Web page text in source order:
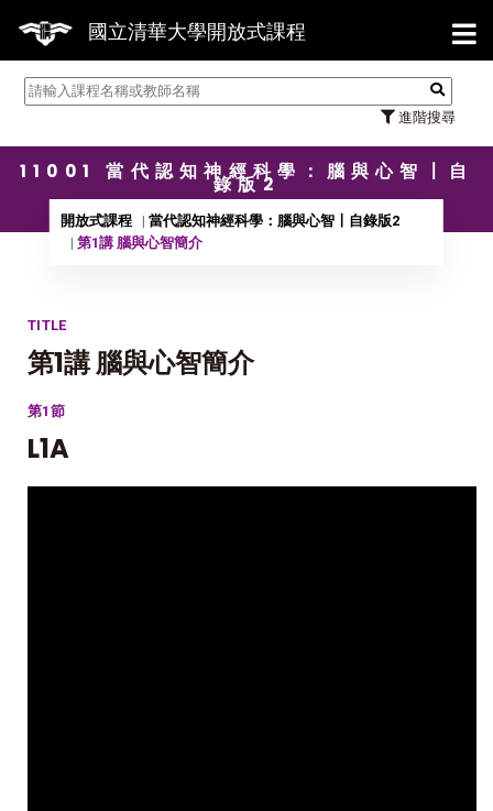
國立清華大學開放式課程
進階搜尋
【
11001 當代認知神經科學：腦與心智〡自
錄版2
開放式課程
當代認知神經科學：腦與心智〡自錄版2
第1講 腦與心智簡介
TITLE
第1講 腦與心智簡介
第1節
L1A